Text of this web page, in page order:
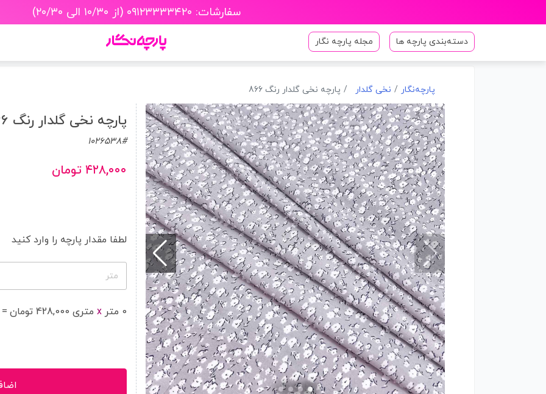
سفارشات: ۰۹۱۲۳۳۳۳۴۲۰ (از ۱۰/۳۰ الی ۲۰/۳۰)
دسته‌بندی پارچه ها مجله پارچه نگار
پارچه‌نگار نخی گلدار پارچه نخی گلدار رنگ 866
پارچه نخی گلدار رنگ 866
1026538#
۴۲۸,۰۰۰ تومان
لطفا مقدار پارچه را وارد کنید
متر
0 متر x متری 428,000 تومان =